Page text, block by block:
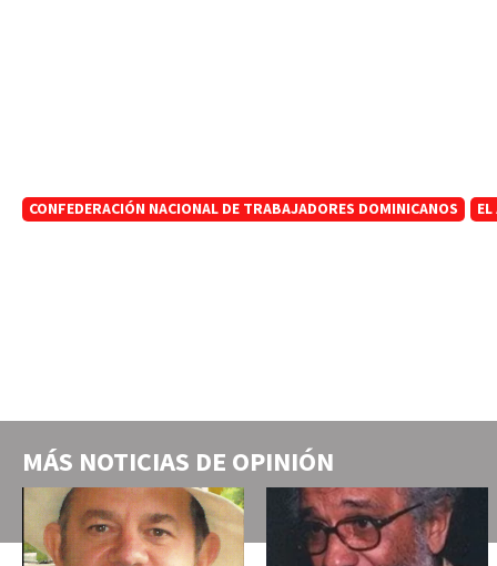
CONFEDERACIÓN NACIONAL DE TRABAJADORES DOMINICANOS
MÁS NOTICIAS DE OPINIÓN